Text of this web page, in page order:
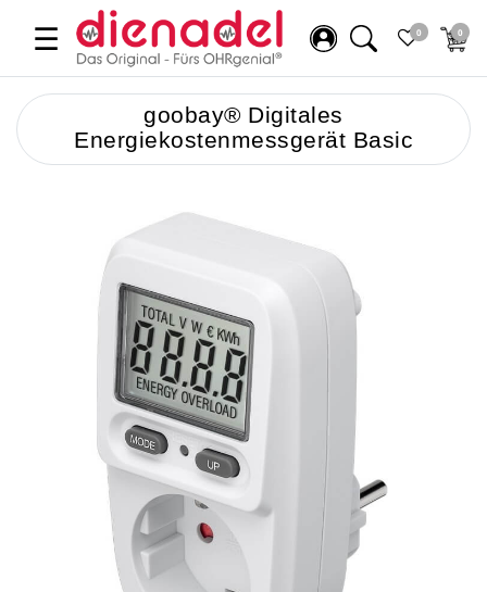
☰ 0 0
goobay® Digitales
Energiekostenmessgerät Basic